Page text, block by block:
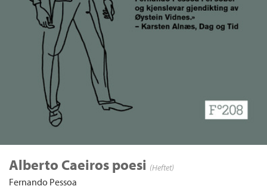
Alberto Caeiros poesi (Heftet)
Fernando Pessoa